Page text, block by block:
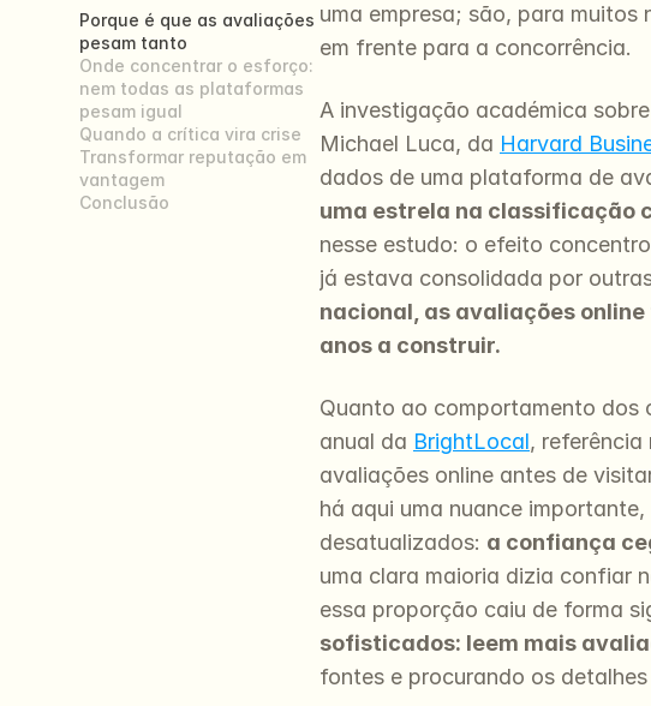
Porque é que as avaliações
pesam tanto
Onde concentrar o esforço:
nem todas as plataformas
pesam igual
Quando a crítica vira crise
Transformar reputação em
vantagem
Conclusão
uma empresa; são, para muitos
em frente para a concorrência.
A investigação académica
Michael Luca, da Harvard
dados de uma plataforma de
uma estrela na classificação
nesse estudo: o efeito
já estava consolidada por
nacional, as avaliações
anos a construir.
Quanto ao comportamento dos
anual da BrightLocal,
avaliações online antes de
há aqui uma nuance
desatualizados: a confiança
uma clara maioria dizia confiar
essa proporção caiu de forma
sofisticados: leem mais
fontes e procurando os